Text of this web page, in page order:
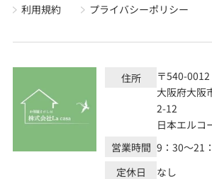
利用規約
プライバシーポリシー
住所
〒540-0012
大阪府大阪
2-12
日本エルコ
営業時間 9：30～21
定休日
なし